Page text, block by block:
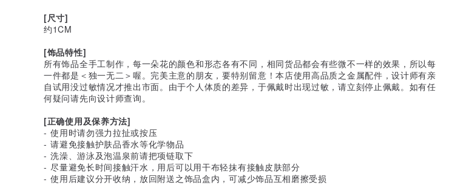
[尺寸]
约1CM
[饰品特性]
所有饰品全手工制作，每一朵花的颜色和形态各有不同，相同货品都会有些微不一样的效果，所以每
一件都是＜独一无二＞喔。完美主意的朋友，要特别留意！本店使用高品质之金属配件，设计师有亲
自试用没过敏情况才推出市面。由于个人体质的差异，于佩戴时出现过敏，请立刻停止佩戴。如有任
何疑问请先向设计师查询。
[正确使用及保养方法]
- 使用时请勿强力拉扯或按压
- 请避免接触护肤品香水等化学物品
- 洗澡、游泳及泡温泉前请把项链取下
- 尽量避免长时间接触汗水，用后可以用干布轻抹有接触皮肤部分
- 使用后建议分开收纳，放回附送之饰品盒内，可减少饰品互相磨擦受损